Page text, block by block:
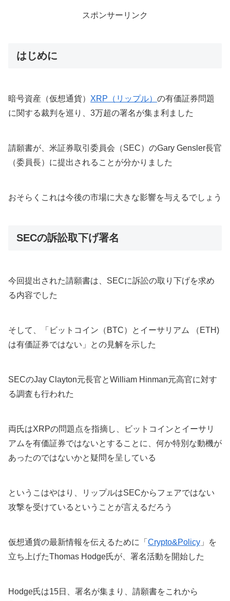
スポンサーリンク
はじめに
暗号資産（仮想通貨） XRP（リップル） の有価証券問題
に関する裁判を巡り、3万超の署名が集ま利ました
請願書が、米証券取引委員会（SEC）のGary Gensler長官
（委員長）に提出されることが分かりました
おそらくこれは今後の市場に大きな影響を与えるでしょう
SECの訴訟取下げ署名
今回提出された請願書は、SECに訴訟の取り下げを求め
る内容でした
そして、「ビットコイン（BTC）とイーサリアム （ETH)
は有価証券ではない」との見解を示した
SECのJay Clayton元長官とWilliam Hinman元高官に対す
る調査も行われた
両氏はXRPの問題点を指摘し、ビットコインとイーサリ
アムを有価証券ではないとすることに、何か特別な動機が
あったのではないかと疑問を呈している
というこはやはり、リップルはSECからフェアではない
攻撃を受けているということが言えるだろう
仮想通貨の最新情報を伝えるために「 Crypto&Policy 」を
立ち上げたThomas Hodge氏が、署名活動を開始した
Hodge氏は15日、署名が集まり、請願書をこれから